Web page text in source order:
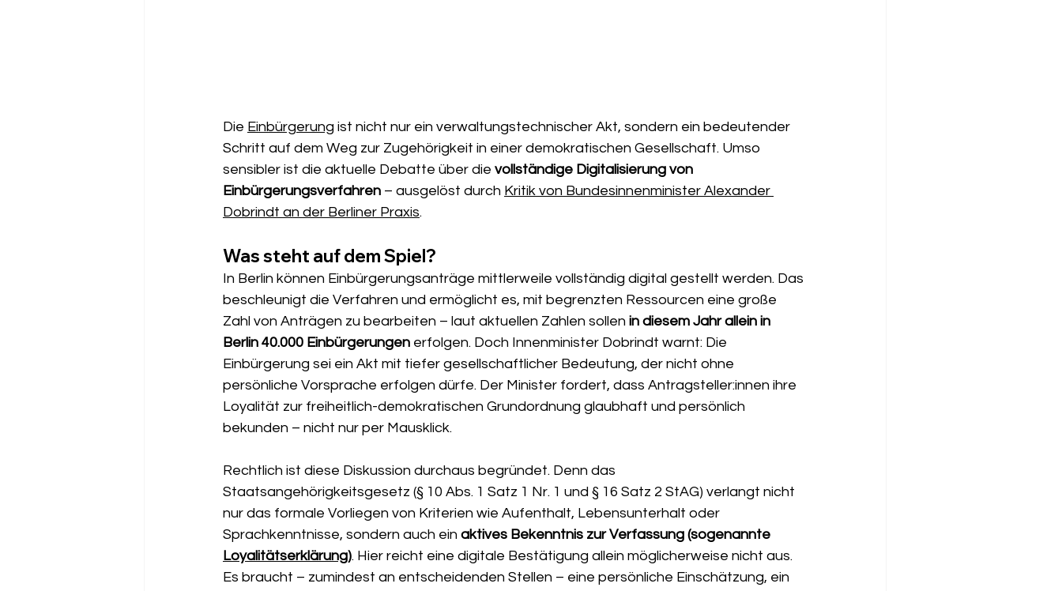
Die Einbürgerung ist nicht nur ein verwaltungstechnischer Akt, sondern ein bedeutender
Schritt auf dem Weg zur Zugehörigkeit in einer demokratischen Gesellschaft. Umso
sensibler ist die aktuelle Debatte über die vollständige Digitalisierung von
Einbürgerungsverfahren – ausgelöst durch Kritik von Bundesinnenminister Alexander
Dobrindt an der Berliner Praxis.
Was steht auf dem Spiel?
In Berlin können Einbürgerungsanträge mittlerweile vollständig digital gestellt werden. Das
beschleunigt die Verfahren und ermöglicht es, mit begrenzten Ressourcen eine große
Zahl von Anträgen zu bearbeiten – laut aktuellen Zahlen sollen in diesem Jahr allein in
Berlin 40.000 Einbürgerungen erfolgen. Doch Innenminister Dobrindt warnt: Die
Einbürgerung sei ein Akt mit tiefer gesellschaftlicher Bedeutung, der nicht ohne
persönliche Vorsprache erfolgen dürfe. Der Minister fordert, dass Antragsteller:innen ihre
Loyalität zur freiheitlich-demokratischen Grundordnung glaubhaft und persönlich
bekunden – nicht nur per Mausklick.
Rechtlich ist diese Diskussion durchaus begründet. Denn das
Staatsangehörigkeitsgesetz (§ 10 Abs. 1 Satz 1 Nr. 1 und § 16 Satz 2 StAG) verlangt nicht
nur das formale Vorliegen von Kriterien wie Aufenthalt, Lebensunterhalt oder
Sprachkenntnisse, sondern auch ein aktives Bekenntnis zur Verfassung (sogenannte
Loyalitätserklärung). Hier reicht eine digitale Bestätigung allein möglicherweise nicht aus.
Es braucht – zumindest an entscheidenden Stellen – eine persönliche Einschätzung, ein